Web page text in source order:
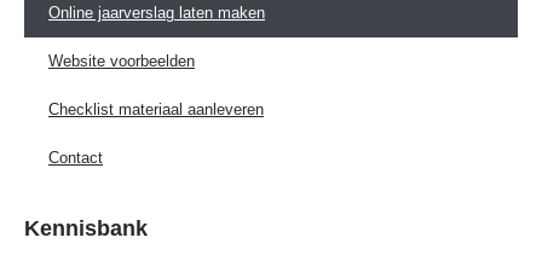
Online jaarverslag laten maken
Website voorbeelden
Checklist materiaal aanleveren
Contact
Kennisbank